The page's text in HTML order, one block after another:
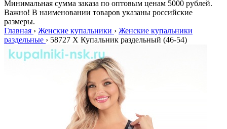
Минимальная сумма заказа по оптовым ценам 5000 рублей.
Важно! В наименовании товаров указаны российские
размеры.
Главная › Женские купальники › Женские купальники
раздельные › 58727 X Купальник раздельный (46-54)